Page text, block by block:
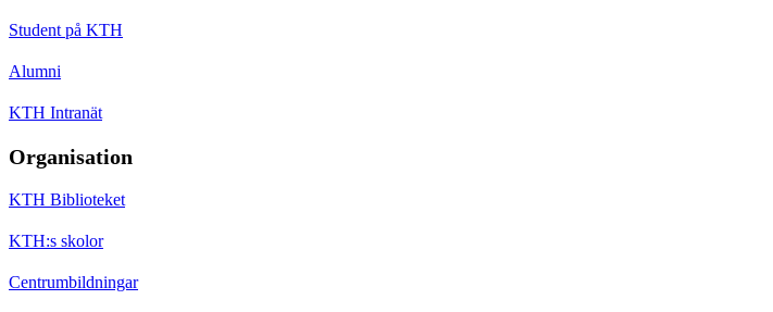
Student på KTH
Alumni
KTH Intranät
Organisation
KTH Biblioteket
KTH:s skolor
Centrumbildningar